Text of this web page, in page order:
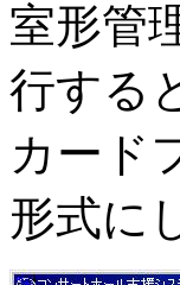
室形管
行する
カード
形式に